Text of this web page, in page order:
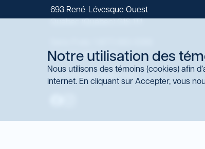
693 René-Lévesque Ouest
Tél: (418) 683-6388
Notre utilisation des
Nous utilisons des témoins (cookies) afin
internet. En cliquant sur Accepter, vous